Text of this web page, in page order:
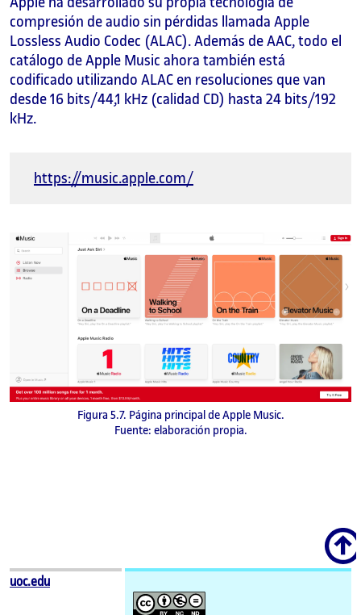
compresión de audio sin pérdidas llamada Apple
Lossless Audio Codec (ALAC). Además de AAC, todo el
catálogo de Apple Music ahora también está
codificado utilizando ALAC en resoluciones que van
desde 16 bits/44,1 kHz (calidad CD) hasta 24 bits/192
kHz.
https://music.apple.com/
Figura 5.7. Página principal de Apple Music.
Fuente: elaboración propia.
Scroll
uoc.edu